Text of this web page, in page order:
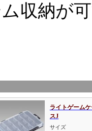
収納が
ライトゲーム
スJ
サイズ